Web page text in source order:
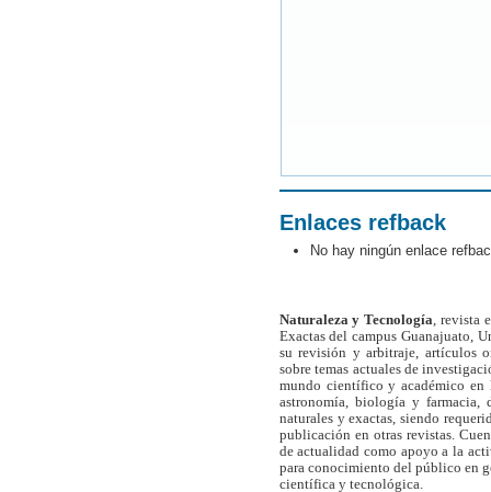
Enlaces refback
No hay ningún enlace
Naturaleza y Tecnología, revista
Exactas del campus Guanajuato,
su revisión y arbitraje, artículos
sobre temas actuales de
mundo científico y académico en
astronomía, biología y farmacia,
naturales y exactas, siendo
publicación en otras revistas.
de actualidad como apoyo a la
para conocimiento del público en
científica y tecnológica.